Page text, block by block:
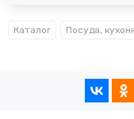
Каталог